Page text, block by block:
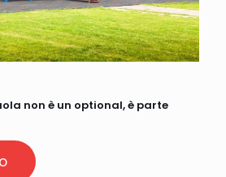
non è un optional, è parte